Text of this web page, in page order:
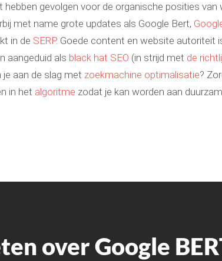
hebben gevolgen voor de organische posities
met name grote updates als Google Bert,
in de SERP. Goede content en website autoriteit
aangeduid als black hat SEO (in strijd met de
aan de slag met zoekmachine optimalisatie?
in het algoritme zodat je kan worden aan
over Google